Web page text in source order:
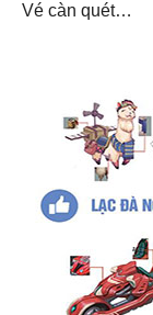
Vé càn quét…